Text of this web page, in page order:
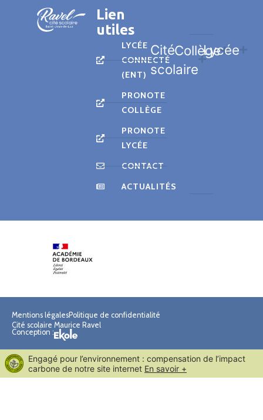
Cité
scolaire
CollègeLycée
Lien
utiles
LYCÉE
CONNECTÉ
(ENT)
PRONOTE
COLLÈGE
PRONOTE
LYCÉE
CONTACT
ACTUALITÉS
Mentions légalesPolitique de confidentialité
Cité scolaire Maurice Ravel
Conception :
Engagé pour l’environnement : compensation de l’impact
carbone de notre site internet En savoir +